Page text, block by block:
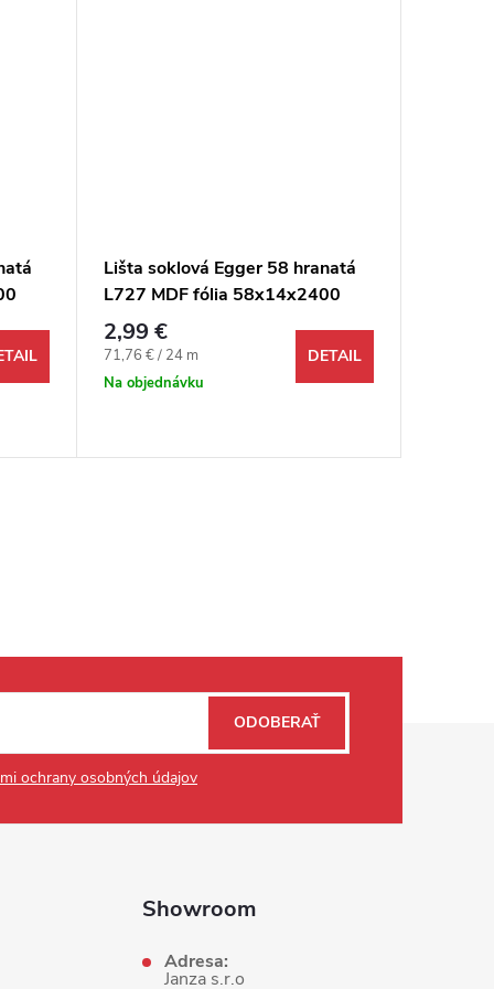
Lišta soklová Egger 58 hranatá
L727 MDF fólia 58x14x2400
mm
2,99 €
Jednotková cena:
71,76 € / 24 m
Na objednávku
DETAIL
ochrany osobných údajov
ODOBERAŤ
Showroom
Adresa:
Janza s.r.o